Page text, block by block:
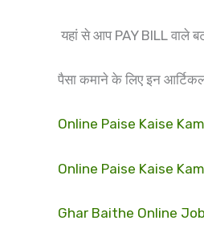
यहां से आप PAY BILL वाले
पैसा कमाने के लिए इन
Online Paise Kaise
Online Paise Kaise
Ghar Baithe Online Job